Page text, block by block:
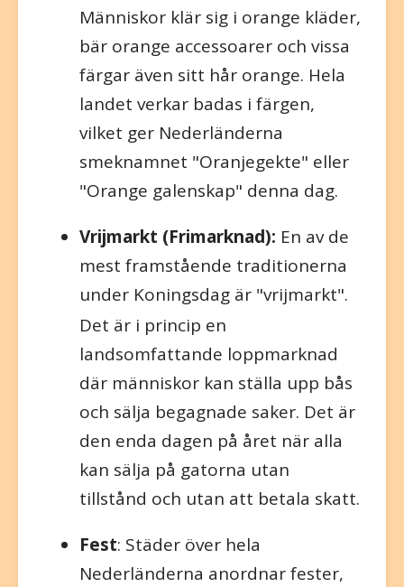
Människor klär sig i orange kläder,
bär orange accessoarer och vissa
färgar även sitt hår orange. Hela
landet verkar badas i färgen,
vilket ger Nederländerna
smeknamnet "Oranjegekte" eller
"Orange galenskap" denna dag.
Vrijmarkt (Frimarknad): En av de
mest framstående traditionerna
under Koningsdag är "vrijmarkt".
Det är i princip en
landsomfattande loppmarknad
där människor kan ställa upp bås
och sälja begagnade saker. Det är
den enda dagen på året när alla
kan sälja på gatorna utan
tillstånd och utan att betala skatt.
Fest: Städer över hela
Nederländerna anordnar fester,